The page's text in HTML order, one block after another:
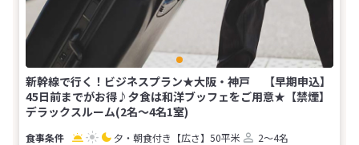
新幹線で行く！ビジネスプラン★大阪・神戸 【早期申込】
45日前までがお得♪夕食は和洋ブッフェをご用意★【禁煙】
デラックスルーム(2名～4名1室)
夕・朝食付き 【広さ】50平米
2～4名